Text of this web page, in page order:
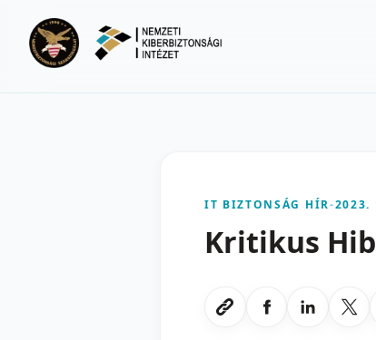
IT BIZTONSÁG HÍR-2023.
Kritikus
Link masolasa
Megosztas